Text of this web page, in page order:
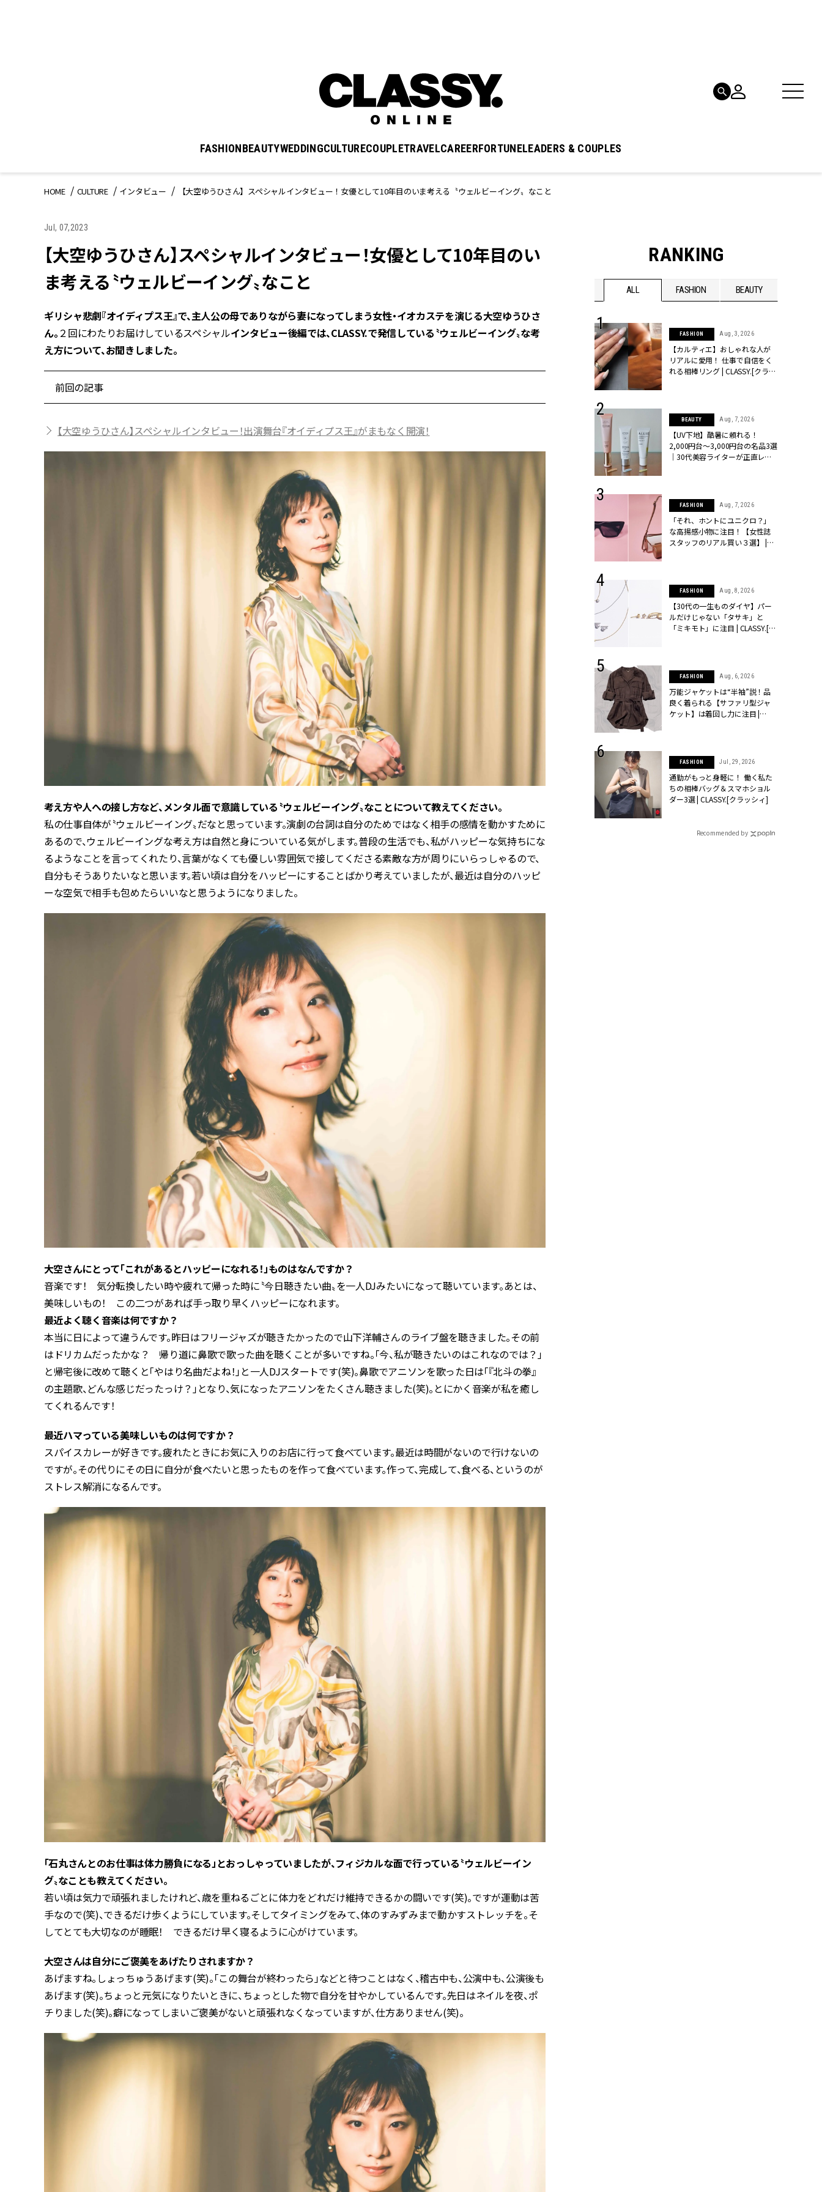
FASHIONBEAUTYWEDDINGCULTURECOUPLETRAVELCAREERFORTUNELEADERS & COUPLES
HOME CULTURE インタビュー 【大空ゆうひさん】スペシャルインタビュー！女優として10年目のいま考える〝ウェルビーイング〟なこと
Jul, 07,2023
【大空ゆうひさん】スペシャルインタビュー！女優として10年目のい
ま考える〝ウェルビーイング〟なこと
ギリシャ悲劇『オイディプス王』で、主人公の母でありながら妻になってしまう女性・イオカステを演じる大空ゆうひさ
ん。２回にわたりお届けしているスペシャルインタビュー後編では、CLASSY.で発信している〝ウェルビーイング〟な考
え方について、お聞きしました。
前回の記事
【大空ゆうひさん】スペシャルインタビュー！出演舞台『オイディプス王』がまもなく開演！
――考え方や人への接し方など、メンタル面で意識している〝ウェルビーイング〟なことについて教えてください。
私の仕事自体が〝ウェルビーイング〟だなと思っています。演劇の台詞は自分のためではなく相手の感情を動かすために
あるので、ウェルビーイングな考え方は自然と身についている気がします。普段の生活でも、私がハッピーな気持ちにな
るようなことを言ってくれたり、言葉がなくても優しい雰囲気で接してくださる素敵な方が周りにいらっしゃるので、
自分もそうありたいなと思います。若い頃は自分をハッピーにすることばかり考えていましたが、最近は自分のハッピ
ーな空気で相手も包めたらいいなと思うようになりました。
――大空さんにとって「これがあるとハッピーになれる！」ものはなんですか？
音楽です！ 気分転換したい時や疲れて帰った時に〝今日聴きたい曲〟を一人DJみたいになって聴いています。あとは、
美味しいもの！ この二つがあれば手っ取り早くハッピーになれます。
――最近よく聴く音楽は何ですか？
本当に日によって違うんです。昨日はフリージャズが聴きたかったので山下洋輔さんのライブ盤を聴きました。その前
はドリカムだったかな？ 帰り道に鼻歌で歌った曲を聴くことが多いですね。「今、私が聴きたいのはこれなのでは？」
と帰宅後に改めて聴くと「やはり名曲だよね！」と一人DJスタートです(笑)。鼻歌でアニソンを歌った日は「『北斗の拳』
の主題歌、どんな感じだったっけ？」となり、気になったアニソンをたくさん聴きました(笑)。とにかく音楽が私を癒し
てくれるんです！
――最近ハマっている美味しいものは何ですか？
スパイスカレーが好きです。疲れたときにお気に入りのお店に行って食べています。最近は時間がないので行けないの
ですが。その代りにその日に自分が食べたいと思ったものを作って食べています。作って、完成して、食べる、というのが
ストレス解消になるんです。
――「石丸さんとのお仕事は体力勝負になる」とおっしゃっていましたが、フィジカルな面で行っている〝ウェルビーイン
グ〟なことも教えてください。
若い頃は気力で頑張れましたけれど、歳を重ねるごとに体力をどれだけ維持できるかの闘いです(笑)。ですが運動は苦
手なので(笑)、できるだけ歩くようにしています。そしてタイミングをみて、体のすみずみまで動かすストレッチを。そ
してとても大切なのが睡眠！ できるだけ早く寝るように心がけています。
――大空さんは自分にご褒美をあげたりされますか？
あげますね。しょっちゅうあげます(笑)。「この舞台が終わったら」などと待つことはなく、稽古中も、公演中も、公演後も
あげます(笑)。ちょっと元気になりたいときに、ちょっとした物で自分を甘やかしているんです。先日はネイルを夜、ポ
チりました(笑)。癖になってしまいご褒美がないと頑張れなくなっていますが、仕方ありません(笑)。
RANKING
ALL FASHION BEAUTY
BEAUTY Aug, 7, 2026
｜30代美容ライターが正直レビ
マルジェラの“レプリカ”に新作
ンス』５選 | CLASSY.[クラッシ
BEAUTY
【シャネル】「ココ マドモアゼ
ル クラッシュ アプソリュ」の限
定カフェが登場！世界観に没入
できる体験型イベントが開催 |
CLASSY.[クラッシィ]
BEAUTY
【ヘアアクセ6選】手抜きに見え
ない！アラサーのまとめ髪が垢
抜ける「即戦力アクセ」たち |
CLASSY.[クラッシィ]
BEAUTY Aug, 5, 2026
忙しい毎日に「うるおいター
ボ」を。新【SOFINA BASIC＋】
のお手入れでうるおってなめら
かな肌を目指す | CLASSY.[クラッ
シィ]
BEAUTY Aug, 8, 2026
“盛りすぎない”がトレンド！
【最旬マスカラ4選】さりげない
CLASSY.[クラッシィ]
WEDDING Jun, 30, 2026
「トゥギャザー」シリーズに注
ング４選】ラブ、トリニティetc.
ます！ | CLASSY.[クラッシィ]
FASHION Aug, 3, 2026
【カルティエ】おしゃれな人が
リアルに愛用！ 仕事で自信をく
れる相棒リング | CLASSY.[クラッ
BEAUTY Aug, 7, 2026
【UV下地】酷暑に頼れる！
2,000円台〜3,000円台の名品3選
｜30代美容ライターが正直レビ
FASHION Aug, 7, 2026
「それ、ホントにユニクロ？」
な高揚感小物に注目！【女性誌
スタッフのリアル買い３選】 |
FASHION Aug, 8, 2026
【30代の一生ものダイヤ】パー
ルだけじゃない「タサキ」と
「ミキモト」に注目 | CLASSY.[ク
FASHION Aug, 6, 2026
万能ジャケットは“半袖”説！品
良く着られる【サファリ型ジャ
ケット】は着回し力に注目 |
FASHION Jul, 29, 2026
通勤がもっと身軽に！ 働く私た
ちの相棒バッグ＆スマホショル
ダー3選 | CLASSY.[クラッシィ]
Recommended by